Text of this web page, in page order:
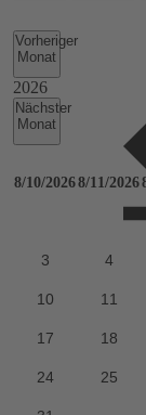
Vorheriger
Monat
Nächster
Monat